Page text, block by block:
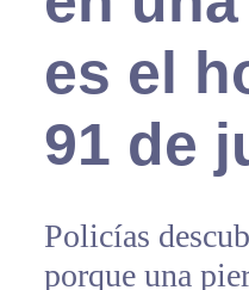
es el
91 de
Policías
porque una